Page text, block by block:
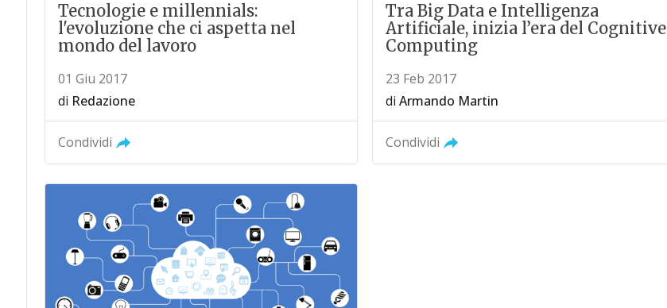
Tecnologie e millennials:
l'evoluzione che ci aspetta nel
mondo del lavoro
01 Giu 2017
di Redazione
Condividi
Tra Big Data e Intelligenza
Artificiale, inizia l’era del Cognitive
Computing
23 Feb 2017
diArmando Martin
Condividi